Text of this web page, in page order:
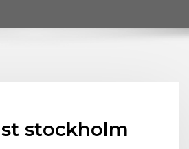
stockholm